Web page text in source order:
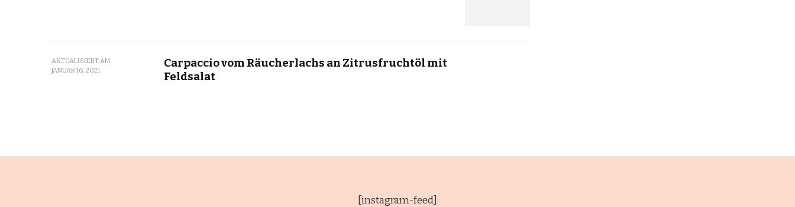
AKTUALISIERT AM
JANUAR 16, 2021
Carpaccio vom Räucherlachs an Zitrusfruchtöl mit
Feldsalat
[instagram-feed]